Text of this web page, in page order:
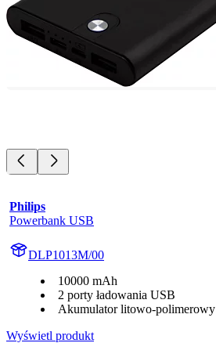
Philips
Powerbank USB
DLP1013M/00
10000 mAh
2 porty ładowania USB
Akumulator litowo-polimerowy
Wyświetl produkt